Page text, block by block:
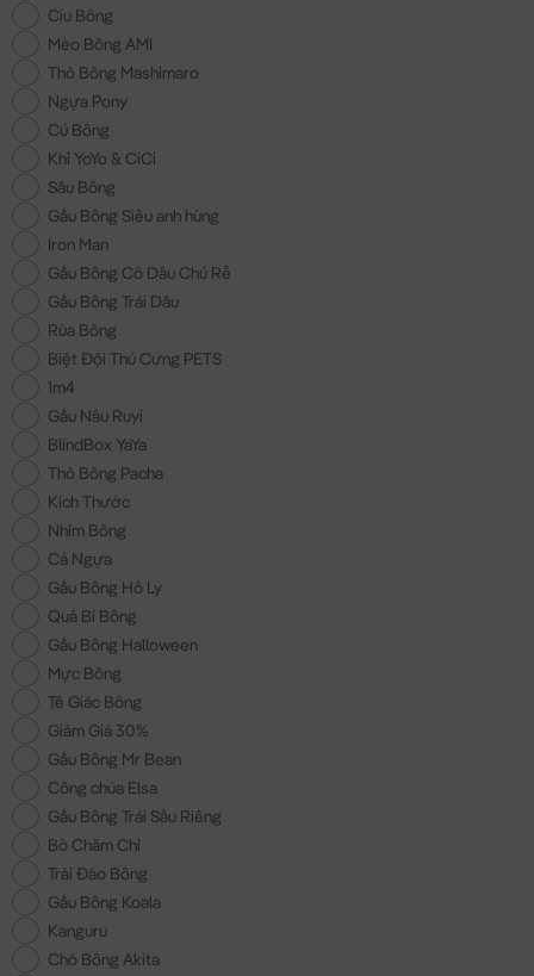
Ciu Bông
Mèo Bông AMI
Thỏ Bông Mashimaro
Ngựa Pony
Cú Bông
Khỉ YoYo & CiCi
Sâu Bông
Gấu Bông Siêu anh hùng
Iron Man
Gấu Bông Cô Dâu Chú Rễ
Gấu Bông Trái Dâu
Rùa Bông
Biệt Đội Thú Cưng PETS
1m4
Gấu Nâu Ruyi
BlindBox YaYa
Thỏ Bông Pacha
Kích Thước
Nhím Bông
Cá Ngựa
Gấu Bông Hồ Ly
Quả Bí Bông
Gấu Bông Halloween
Mực Bông
Tê Giác Bông
Giảm Giá 30%
Gấu Bông Mr Bean
Công chúa Elsa
Gấu Bông Trái Sầu Riêng
Bò Chăm Chỉ
Trài Đào Bông
Gấu Bông Koala
Kanguru
Chó Bông Akita